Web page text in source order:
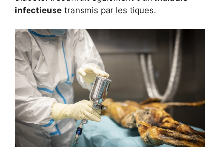
infectieuse transmis par les tiques.